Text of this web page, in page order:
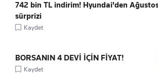
742 bin TL indirim! Hyundai'den
sürprizi
Kaydet
BORSANIN 4 DEVİ İÇİN FİYAT!
Kaydet